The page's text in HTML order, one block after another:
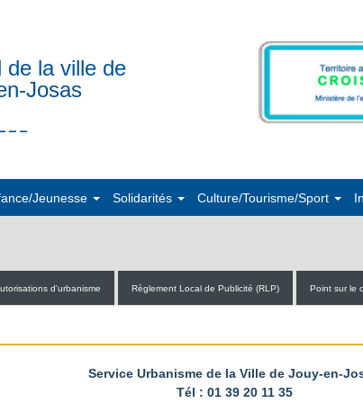
de la ville de
Josas
Jeunesse Solidarités Culture/Tourisme/Sport
d'urbanisme Règlement Local de Publicité (RLP) Point sur le
Service Urbanisme de la Ville de Jouy-en-
Tél : 01 39 20 11 35